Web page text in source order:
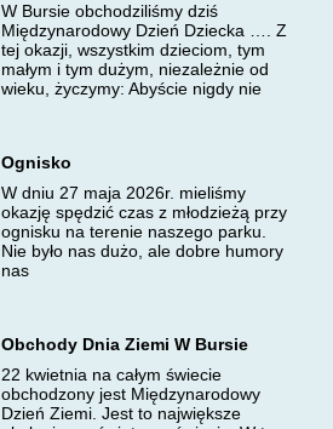
W Bursie obchodziliśmy dziś
Międzynarodowy Dzień Dziecka …. Z
tej okazji, wszystkim dzieciom, tym
małym i tym dużym, niezależnie od
wieku, życzymy: Abyście nigdy nie
Ognisko
W dniu 27 maja 2026r. mieliśmy
okazję spędzić czas z młodzieżą przy
ognisku na terenie naszego parku.
Nie było nas dużo, ale dobre humory
nas
Obchody Dnia Ziemi W Bursie
22 kwietnia na całym świecie
obchodzony jest Międzynarodowy
Dzień Ziemi. Jest to największe